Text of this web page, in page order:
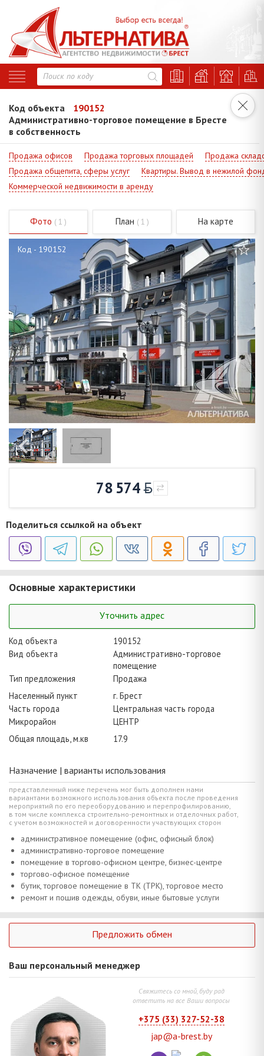
Код объекта
190152
Административно-торговое помещение в Бресте
в собственность
Продажа офисов Продажа торговых площадей
Продажа
Продажа общепита, сферы услуг
Квартиры. Вывод в нежилой
Коммерческой недвижимости в аренду
Фото ( 1 ) План ( 1 ) На карте
Код - 190152
78 574
Поделиться ссылкой на объект
Основные характеристики
Уточнить адрес
Код объекта
190152
Вид объекта
Административно-торговое
помещение
Тип предложения
Продажа
Населенный пункт
г. Брест
Часть города
Центральная часть города
Микрорайон
ЦЕНТР
Общая площадь, м.кв
17.9
Назначение | варианты использования
представленный ниже перечень мог быть дополнен нами
вариантами возможного использования объекта после проведения
мероприятий по его переоборудованию и перепрофилированию,
в том числе комплекса строительно-ремонтных и отделочных работ,
с учетом возможностей и договоренности участвующих сторон
административное помещение (офис, офисный блок)
административно-торговое помещение
помещение в торгово-офисном центре, бизнес-центре
торгово-офисное помещение
бутик, торговое помещение в ТК (ТРК), торговое место
ремонт и пошив одежды, обуви, иные бытовые услуги
Предложить обмен
Ваш персональный менеджер
Свяжитесь со мной, буду рад
ответить на все Ваши вопросы
+375 (33) 327-52-38
jap@a-brest.by